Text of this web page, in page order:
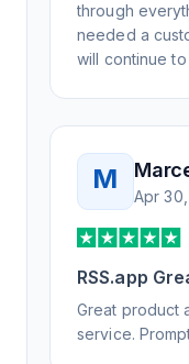
through
needed a
will continue
M
Apr
RSS.app
Great product
service.